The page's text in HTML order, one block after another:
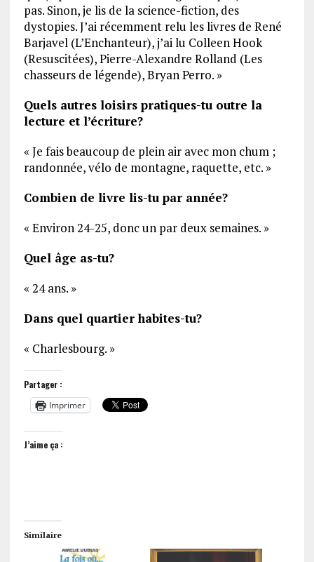
pas. Sinon, je lis de la science-fiction, des
dystopies. J’ai récemment relu les livres de René
Barjavel (L’Enchanteur), j’ai lu Colleen Hook
(Resuscitées), Pierre-Alexandre Rolland (Les
chasseurs de légende), Bryan Perro. »
Quels autres loisirs pratiques-tu outre la
lecture et l’écriture?
« Je fais beaucoup de plein air avec mon chum ;
randonnée, vélo de montagne, raquette, etc. »
Combien de livre lis-tu par année?
« Environ 24-25, donc un par deux semaines. »
Quel âge as-tu?
« 24 ans. »
Dans quel quartier habites-tu?
« Charlesbourg. »
Partager :
Imprimer
J’aime ça :
Similaire